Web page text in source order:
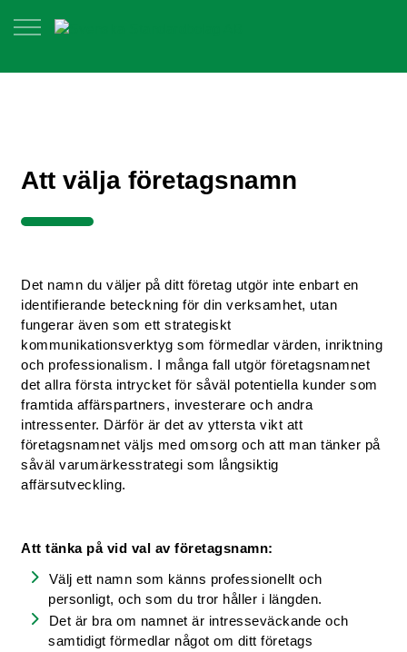
Att välja företagsnamn
Det namn du väljer på ditt företag utgör inte enbart en
identifierande beteckning för din verksamhet, utan
fungerar även som ett strategiskt
kommunikationsverktyg som förmedlar värden, inriktning
och professionalism. I många fall utgör företagsnamnet
det allra första intrycket för såväl potentiella kunder som
framtida affärspartners, investerare och andra
intressenter. Därför är det av yttersta vikt att
företagsnamnet väljs med omsorg och att man tänker på
såväl varumärkesstrategi som långsiktig
affärsutveckling.
Att tänka på vid val av företagsnamn:
Välj ett namn som känns professionellt och
personligt, och som du tror håller i längden.
Det är bra om namnet är intresseväckande och
samtidigt förmedlar något om ditt företags